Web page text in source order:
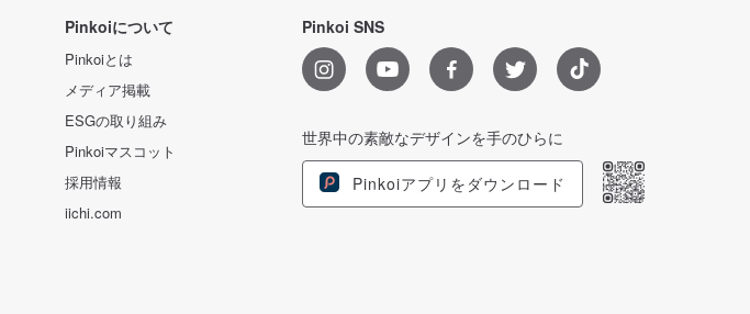
Pinkoiについて
Pinkoiとは
メディア掲載
ESGの取り組み
Pinkoiマスコット
採用情報
iichi.com
Pinkoi SNS
世界中の素敵なデザインを手のひらに
Pinkoiアプリをダウンロード